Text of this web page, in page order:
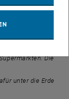
indem
Arbeiten, Freizeit
Die
unter die Erde